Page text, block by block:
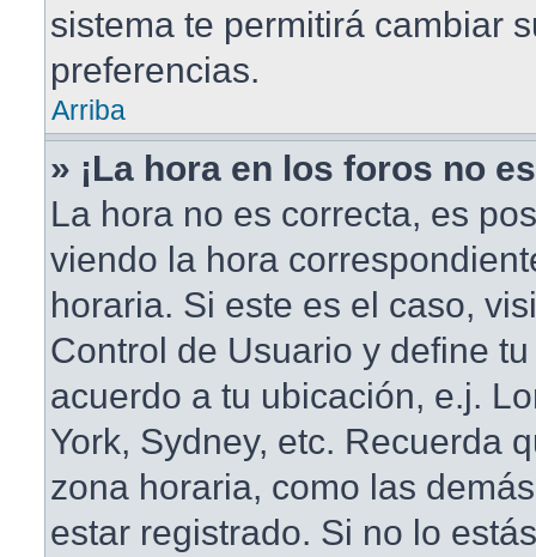
sistema te permitirá cambiar
preferencias.
Arriba
» ¡La hora en los foros no
La hora no es correcta, es
viendo la hora
horaria. Si este es el caso,
Control de Usuario y define
acuerdo a tu ubicación, e.j.
York, Sydney, etc. Recuerda
zona horaria, como las
estar registrado. Si no lo